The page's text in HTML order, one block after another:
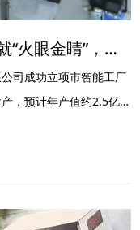
99%准确率！这家智能工厂炼就“火眼金睛”，两条产线每天节省9.2小时工时
司成功立项市智能工厂
，预计年产值约2.5亿